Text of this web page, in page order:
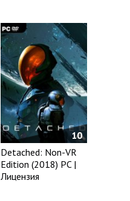
10
Detached: Non-VR
Edition (2018) PC |
Лицензия